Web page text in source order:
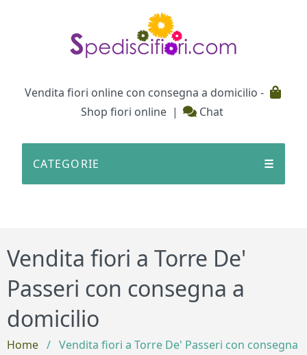
Vendita fiori online con consegna a domicilio -
Shop fiori online | Chat
CATEGORIE ☰
Vendita fiori a Torre De'
Passeri con consegna a
domicilio
Home / Vendita fiori a Torre De' Passeri con consegna